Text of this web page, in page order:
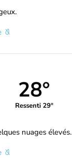
28°
Ressenti 29°
nuages élevés.